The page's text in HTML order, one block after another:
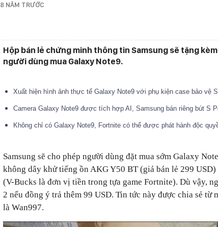
8 NĂM TRƯỚC
Hộp bán lẻ chứng minh thông tin Samsung sẽ tặng
người dùng mua Galaxy Note9.
Xuất hiện hình ảnh thực tế Galaxy Note9 với phụ kiện case bảo vệ
Camera Galaxy Note9 được tích hợp AI, Samsung bán riêng bút S
Không chỉ có Galaxy Note9, Fortnite có thể được phát hành độc
Samsung sẽ cho phép người dùng đặt mua sớm Galaxy
không dây khử tiếng ồn AKG Y50 BT (giá bán lẻ 299
(V-Bucks là đơn vị tiền trong tựa game Fortnite). Dù vậy,
2 nếu đồng ý trả thêm 99 USD. Tin tức này được chia sẻ
là Wan997.